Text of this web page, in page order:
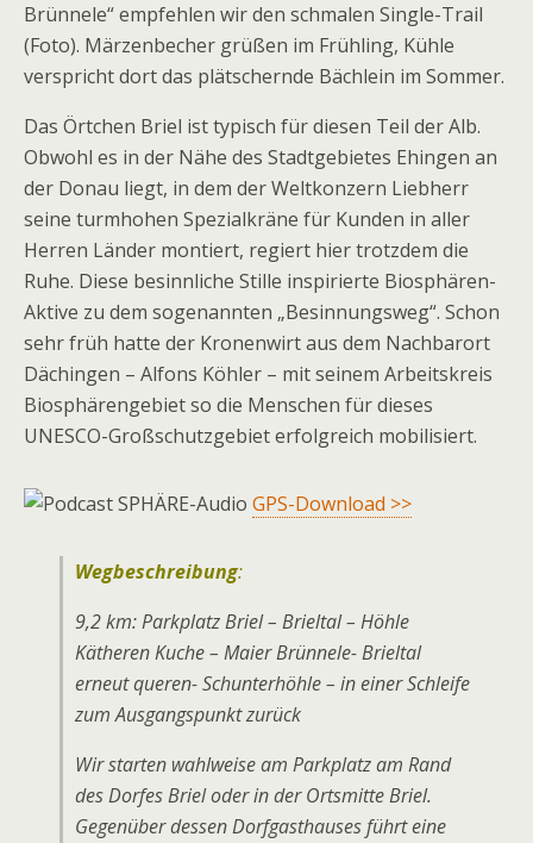
Brünnele“ empfehlen wir den schmalen Single-Trail
(Foto). Märzenbecher grüßen im Frühling, Kühle
verspricht dort das plätschernde Bächlein im Sommer.
Das Örtchen Briel ist typisch für diesen Teil der Alb.
Obwohl es in der Nähe des Stadtgebietes Ehingen an
der Donau liegt, in dem der Weltkonzern Liebherr
seine turmhohen Spezialkräne für Kunden in aller
Herren Länder montiert, regiert hier trotzdem die
Ruhe. Diese besinnliche Stille inspirierte Biosphären-
Aktive zu dem sogenannten „Besinnungsweg“. Schon
sehr früh hatte der Kronenwirt aus dem Nachbarort
Dächingen – Alfons Köhler – mit seinem Arbeitskreis
Biosphärengebiet so die Menschen für dieses
UNESCO-Großschutzgebiet erfolgreich mobilisiert.
GPS-Download >>
Wegbeschreibung:
9,2 km: Parkplatz Briel – Brieltal – Höhle
Kätheren Kuche – Maier Brünnele- Brieltal
erneut queren- Schunterhöhle – in einer Schleife
zum Ausgangspunkt zurück
Wir starten wahlweise am Parkplatz am Rand
des Dorfes Briel oder in der Ortsmitte Briel.
Gegenüber dessen Dorfgasthauses führt eine